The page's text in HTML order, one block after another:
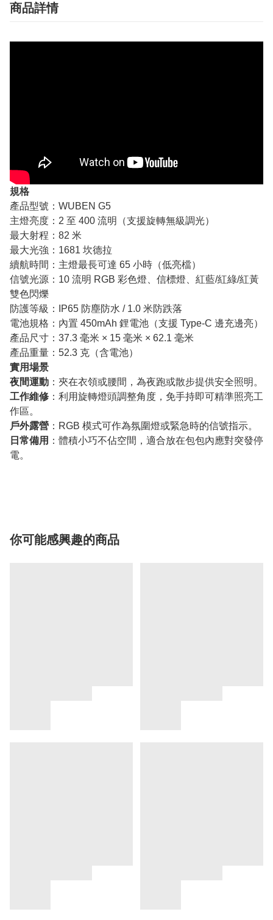
商品詳情
規格
產品型號：WUBEN G5
主燈亮度：2 至 400 流明（支援旋轉無級調光）
最大射程：82 米
最大光強：1681 坎德拉
續航時間：主燈最長可達 65 小時（低亮檔）
信號光源：10 流明 RGB 彩色燈、信標燈、紅藍/紅綠/紅黃
雙色閃爍
防護等級：IP65 防塵防水 / 1.0 米防跌落
電池規格：內置 450mAh 鋰電池（支援 Type-C 邊充邊亮）
產品尺寸：37.3 毫米 × 15 毫米 × 62.1 毫米
產品重量：52.3 克（含電池）
實用場景
夜間運動 ：夾在衣領或腰間，為夜跑或散步提供安全照明。
工作維修 ：利用旋轉燈頭調整角度，免手持即可精準照亮工
作區。
戶外露營 ：RGB 模式可作為氛圍燈或緊急時的信號指示。
日常備用 ：體積小巧不佔空間，適合放在包包內應對突發停
電。
你可能感興趣的商品